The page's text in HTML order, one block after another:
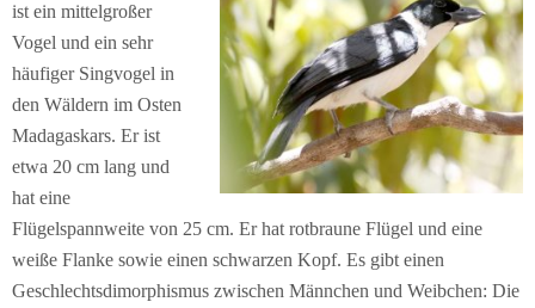
ist ein mittelgroßer
Vogel und ein sehr
häufiger Singvogel in
den Wäldern im Osten
Madagaskars. Er ist
etwa 20 cm lang und
hat eine
Flügelspannweite von 25 cm. Er hat rotbraune Flügel und eine
weiße Flanke sowie einen schwarzen Kopf. Es gibt einen
Geschlechtsdimorphismus zwischen Männchen und Weibchen: Die